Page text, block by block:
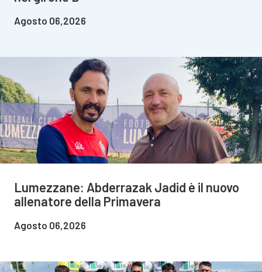
Agosto 06,2026
Lumezzane: Abderrazak Jadid è il nuovo
allenatore della Primavera
Agosto 06,2026